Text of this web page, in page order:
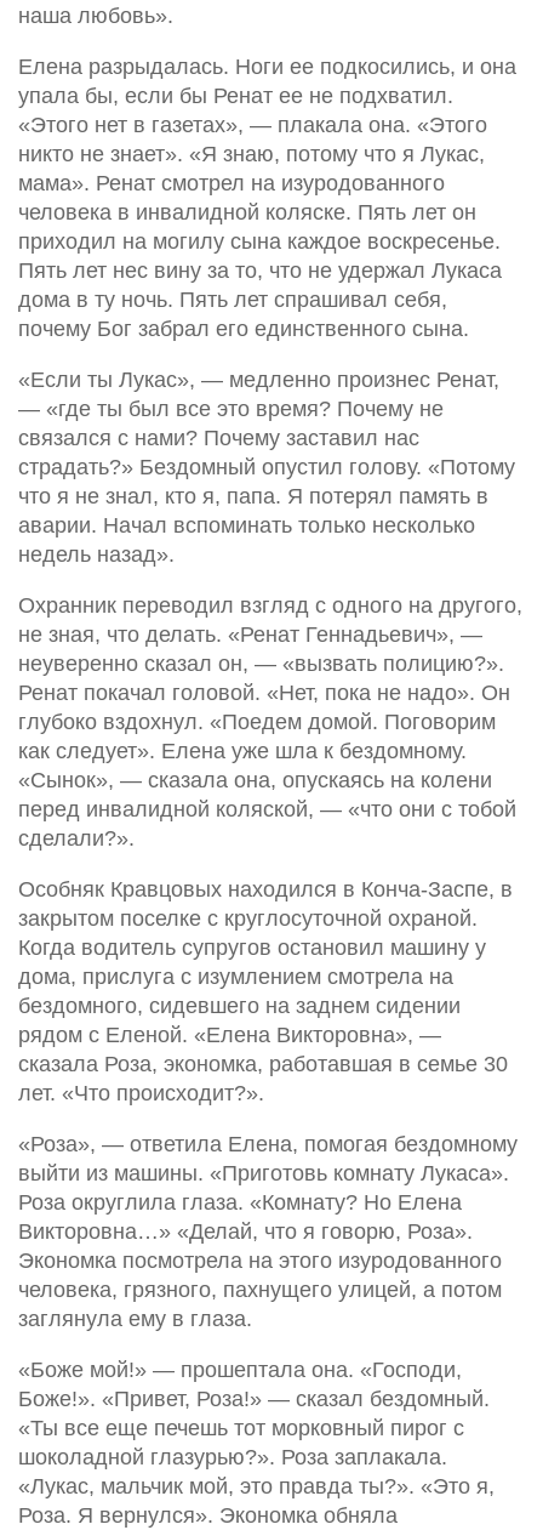
наша любовь».
Елена разрыдалась. Ноги ее подкосились, и она
упала бы, если бы Ренат ее не подхватил.
«Этого нет в газетах», — плакала она. «Этого
никто не знает». «Я знаю, потому что я Лукас,
мама». Ренат смотрел на изуродованного
человека в инвалидной коляске. Пять лет он
приходил на могилу сына каждое воскресенье.
Пять лет нес вину за то, что не удержал Лукаса
дома в ту ночь. Пять лет спрашивал себя,
почему Бог забрал его единственного сына.
«Если ты Лукас», — медленно произнес Ренат,
— «где ты был все это время? Почему не
связался с нами? Почему заставил нас
страдать?» Бездомный опустил голову. «Потому
что я не знал, кто я, папа. Я потерял память в
аварии. Начал вспоминать только несколько
недель назад».
Охранник переводил взгляд с одного на другого,
не зная, что делать. «Ренат Геннадьевич», —
неуверенно сказал он, — «вызвать полицию?».
Ренат покачал головой. «Нет, пока не надо». Он
глубоко вздохнул. «Поедем домой. Поговорим
как следует». Елена уже шла к бездомному.
«Сынок», — сказала она, опускаясь на колени
перед инвалидной коляской, — «что они с тобой
сделали?».
Особняк Кравцовых находился в Конча-Заспе, в
закрытом поселке с круглосуточной охраной.
Когда водитель супругов остановил машину у
дома, прислуга с изумлением смотрела на
бездомного, сидевшего на заднем сидении
рядом с Еленой. «Елена Викторовна», —
сказала Роза, экономка, работавшая в семье 30
лет. «Что происходит?».
«Роза», — ответила Елена, помогая бездомному
выйти из машины. «Приготовь комнату Лукаса».
Роза округлила глаза. «Комнату? Но Елена
Викторовна…» «Делай, что я говорю, Роза».
Экономка посмотрела на этого изуродованного
человека, грязного, пахнущего улицей, а потом
заглянула ему в глаза.
«Боже мой!» — прошептала она. «Господи,
Боже!». «Привет, Роза!» — сказал бездомный.
«Ты все еще печешь тот морковный пирог с
шоколадной глазурью?». Роза заплакала.
«Лукас, мальчик мой, это правда ты?». «Это я,
Роза. Я вернулся». Экономка обняла